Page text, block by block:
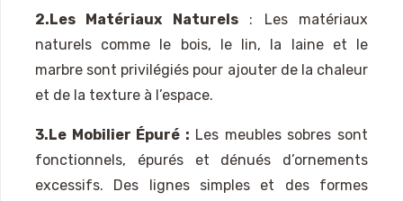
2.Les Matériaux Naturels: Les matériaux
naturels comme le bois, le lin, la laine et le
marbre sont privilégiés pour ajouter de la chaleur
et de la texture à l’espace.
3.Le Mobilier Épuré : Les meubles sobres sont
fonctionnels, épurés et dénués d’ornements
excessifs. Des lignes simples et des formes